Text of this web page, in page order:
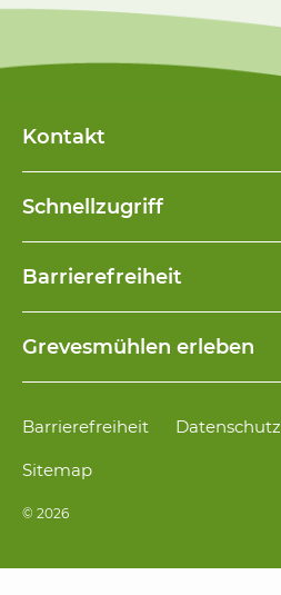
Kontakt
Schnellzugriff
überspringen
Barrierefreiheit
überspringen
Grevesmühlen erleben
© 2026
Navigation
Barrierefreiheit Datenschutz
Sitemap